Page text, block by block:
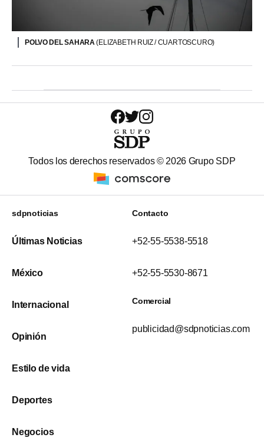
POLVO DEL SAHARA(ELIZABETH RUIZ / CUARTOSCURO)
Todos los derechos reservados © 2026 Grupo SDP
sdpnoticias
Últimas Noticias
México
Internacional
Opinión
Estilo de vida
Deportes
Negocios
Contacto
+52-55-5538-5518
+52-55-5530-8671
Comercial
publicidad@sdpnoticias.com